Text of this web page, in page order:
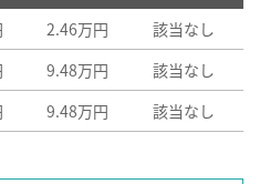
2.46万円 該当なし
9.48万円 該当なし
9.48万円 該当なし